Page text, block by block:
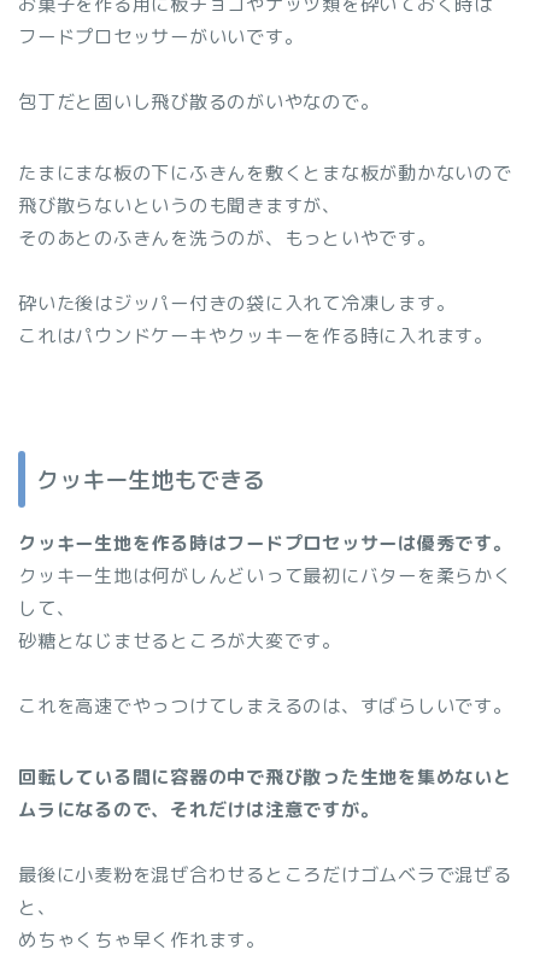
フードプロセッサーがいいです。
包丁だと固いし飛び散るのがいやなので。
たまにまな板の下にふきんを敷くとまな板が動かないので
飛び散らないというのも聞きますが、
そのあとのふきんを洗うのが、もっといやです。
砕いた後はジッパー付きの袋に入れて冷凍します。
これはパウンドケーキやクッキーを作る時に入れます。
クッキー生地もできる
クッキー生地を作る時はフードプロセッサーは優秀です。
クッキー生地は何がしんどいって最初にバターを柔らかく
して、
砂糖となじませるところが大変です。
これを高速でやっつけてしまえるのは、すばらしいです。
回転している間に容器の中で飛び散った生地を集めないと
ムラになるので、それだけは注意ですが。
最後に小麦粉を混ぜ合わせるところだけゴムベラで混ぜる
と、
めちゃくちゃ早く作れます。